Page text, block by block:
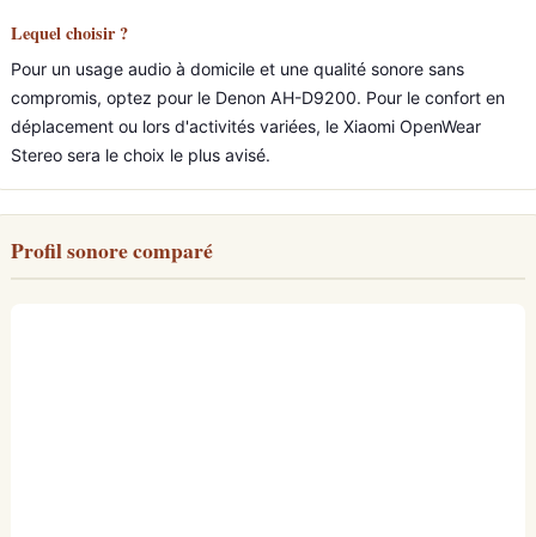
Lequel choisir ?
Pour un usage audio à domicile et une qualité sonore sans
compromis, optez pour le Denon AH-D9200. Pour le confort en
déplacement ou lors d'activités variées, le Xiaomi OpenWear
Stereo sera le choix le plus avisé.
Profil sonore comparé